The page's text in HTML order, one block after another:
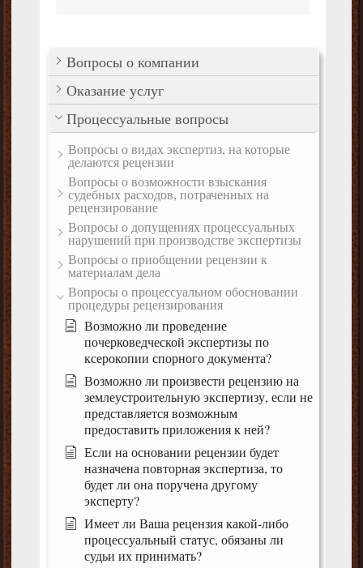
Вопросы о компании
Оказание услуг
Процессуальные вопросы
Вопросы о видах экспертиз, на которые
делаются рецензии
Вопросы о возможности взыскания
судебных расходов, потраченных на
рецензирование
Вопросы о допущениях процессуальных
нарушений при производстве экспертизы
Вопросы о приобщении рецензии к
материалам дела
Вопросы о процессуальном обосновании
процедуры рецензирования
Возможно ли проведение
почерковедческой экспертизы по
ксерокопии спорного документа?
Возможно ли произвести рецензию на
землеустроительную экспертизу, если не
представляется возможным
предоставить приложения к ней?
Если на основании рецензии будет
назначена повторная экспертиза, то
будет ли она поручена другому
эксперту?
Имеет ли Ваша рецензия какой-либо
процессуальный статус, обязаны ли
судьи их принимать?